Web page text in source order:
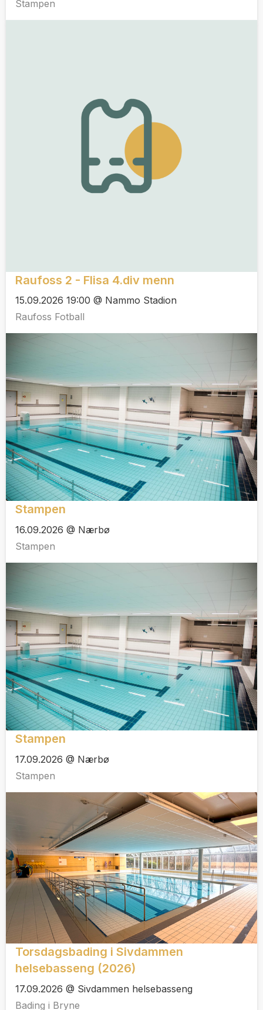
Stampen
Raufoss 2 - Flisa 4.div menn
15.09.2026 19:00 @ Nammo Stadion
Raufoss Fotball
Stampen
16.09.2026 @ Nærbø
Stampen
Stampen
17.09.2026 @ Nærbø
Stampen
Torsdagsbading i Sivdammen
helsebasseng (2026)
17.09.2026 @ Sivdammen helsebasseng
Bading i Bryne